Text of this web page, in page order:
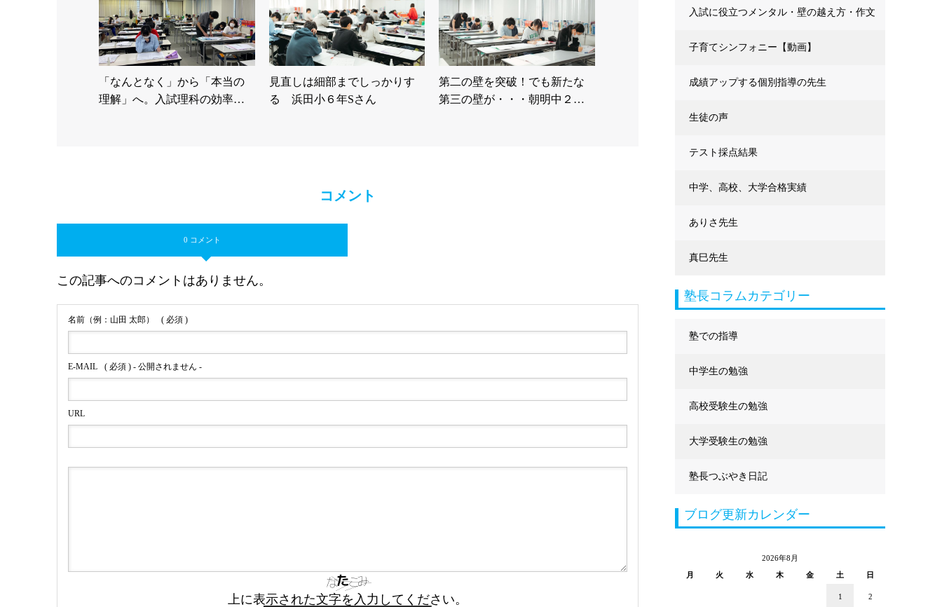
「なんとなく」から「本当の
理解」へ。入試理科の効率…
見直しは細部までしっかりす
る 浜田小６年Sさん
第二の壁を突破！でも新たな
第三の壁が・・・朝明中２…
コメント
0 コメント
この記事へのコメントはありません。
名前（例：山田 太郎） ( 必須 )
E-MAIL ( 必須 ) - 公開されません -
URL
上に表示された文字を入力してください。
入試に役立つメンタル・壁の越え方・作文
に強くなる
子育てシンフォニー【動画】
成績アップする個別指導の先生
生徒の声
テスト採点結果
中学、高校、大学合格実績
ありさ先生
真巳先生
塾長コラムカテゴリー
塾での指導
中学生の勉強
高校受験生の勉強
大学受験生の勉強
塾長つぶやき日記
ブログ更新カレンダー
2026年8月
月
火 水 木 金 土 日
1 2